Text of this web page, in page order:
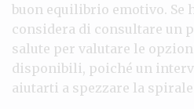
buon equilibrio emotivo. Se
considera di consultare un
salute per valutare le
disponibili, poiché un
aiutarti a spezzare la